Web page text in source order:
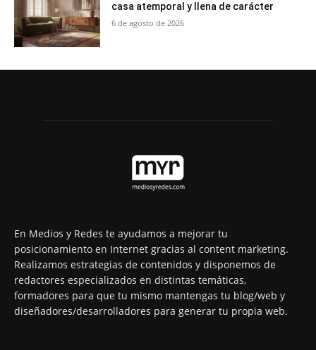
casa atemporal y llena de carácter
6 de agosto de 2026
En Medios y Redes te ayudamos a mejorar tu
posicionamiento en Internet gracias al content marketing.
Realizamos estrategias de contenidos y disponemos de
redactores especializados en distintas temáticas,
formadores para que tu mismo mantengas tu blog/web y
diseñadores/desarrolladores para generar tu propia web.